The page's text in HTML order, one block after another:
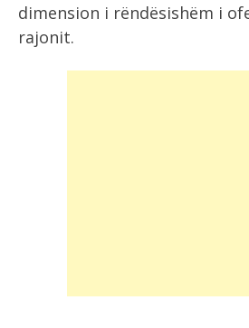
dimension i rëndësishëm i
rajonit.